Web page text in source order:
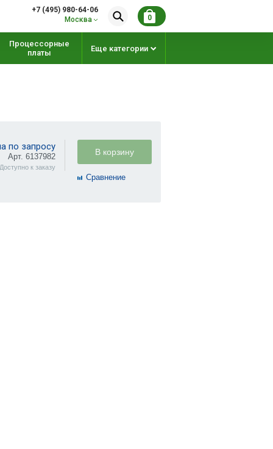
+7 (495) 980-64-06
Москва
0
Процессорные
платы
Еще категории
по запросу
Арт. 6137982
Доступно к заказу
В корзину
Cравнение